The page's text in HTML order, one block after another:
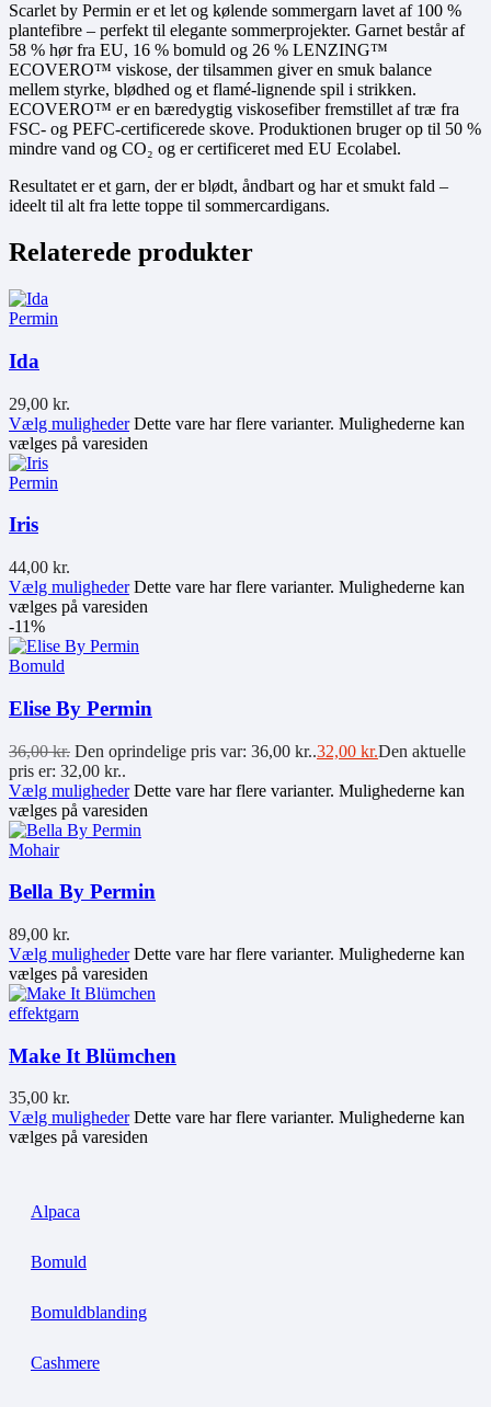
Scarlet by Permin er et let og kølende sommergarn lavet af 100 %
plantefibre – perfekt til elegante sommerprojekter. Garnet består af
58 % hør fra EU, 16 % bomuld og 26 % LENZING™
ECOVERO™ viskose, der tilsammen giver en smuk balance
mellem styrke, blødhed og et flamé-lignende spil i strikken.
ECOVERO™ er en bæredygtig viskosefiber fremstillet af træ fra
FSC- og PEFC-certificerede skove. Produktionen bruger op til 50 %
mindre vand og CO₂ og er certificeret med EU Ecolabel.
Resultatet er et garn, der er blødt, åndbart og har et smukt fald –
ideelt til alt fra lette toppe til sommercardigans.
Relaterede produkter
Permin
Ida
29,00 kr.
Vælg muligheder Dette vare har flere varianter. Mulighederne kan
vælges på varesiden
Permin
Iris
44,00 kr.
Vælg muligheder Dette vare har flere varianter. Mulighederne kan
vælges på varesiden
-11%
Bomuld
Elise By Permin
36,00kr. Den oprindelige pris var: 36,00 kr..32,00 kr.Den aktuelle
pris er: 32,00 kr..
Vælg muligheder Dette vare har flere varianter. Mulighederne kan
vælges på varesiden
Mohair
Bella By Permin
89,00 kr.
Vælg muligheder Dette vare har flere varianter. Mulighederne kan
vælges på varesiden
effektgarn
Make It Blümchen
35,00 kr.
Vælg muligheder Dette vare har flere varianter. Mulighederne kan
vælges på varesiden
Alpaca
Bomuld
Bomuldblanding
Cashmere